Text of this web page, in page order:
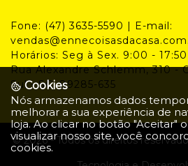
Fone: (47) 3635-5590 | E-mail:
Horários: Seg à Sex. 9:00 -
Rua Alexandre Schlemm, 310 -
Sul - SC, 89285-635
©2026- Todos os direitos
Cookies
Nós armazenamos dados
melhorar a sua experiência de
loja. Ao clicar no botão "Aceitar"
visualizar nosso site, você
cookies.